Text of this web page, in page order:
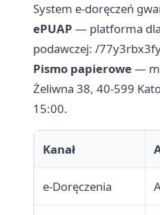
System e-doręczeń
ePUAP — platforma
podawczej: /
Pismo papierowe—
Żeliwna 38, 40-599
15:00.
Kanał
e-Doręczenia